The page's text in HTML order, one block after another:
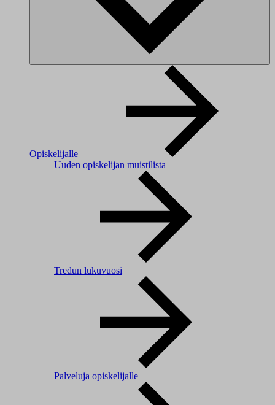
Opiskelijalle
Uuden opiskelijan muistilista
Tredun lukuvuosi
Palveluja opiskelijalle